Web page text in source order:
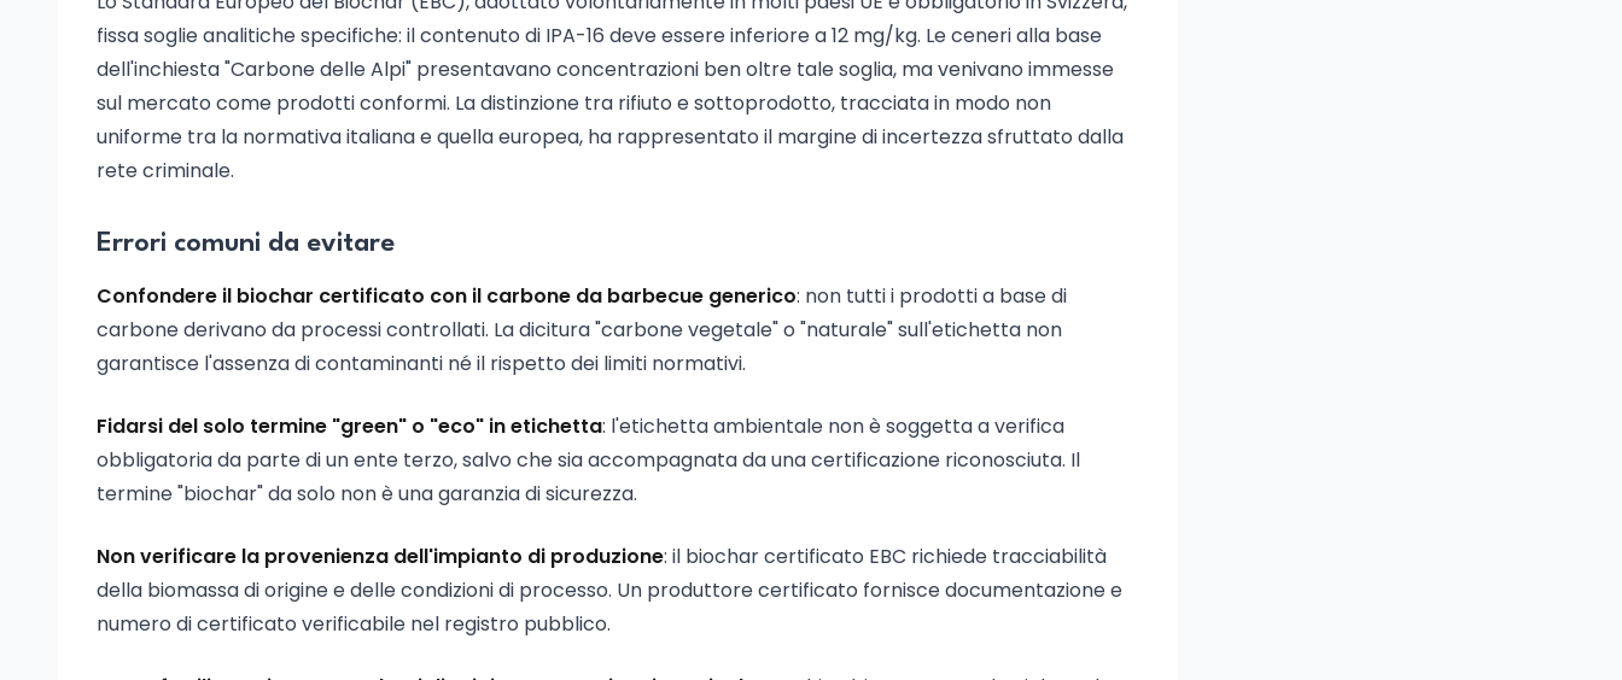
fissa soglie analitiche specifiche: il contenuto di IPA-16 deve essere inferiore a 12 mg/kg. Le ceneri alla base
dell'inchiesta "Carbone delle Alpi" presentavano concentrazioni ben oltre tale soglia, ma venivano immesse
sul mercato come prodotti conformi. La distinzione tra rifiuto e sottoprodotto, tracciata in modo non
uniforme tra la normativa italiana e quella europea, ha rappresentato il margine di incertezza sfruttato dalla
rete criminale.
Errori comuni da evitare
Confondere il biochar certificato con il carbone da barbecue generico: non tutti i prodotti a base di
carbone derivano da processi controllati. La dicitura "carbone vegetale" o "naturale" sull'etichetta non
garantisce l'assenza di contaminanti né il rispetto dei limiti normativi.
Fidarsi del solo termine "green" o "eco" in etichetta: l'etichetta ambientale non è soggetta a verifica
obbligatoria da parte di un ente terzo, salvo che sia accompagnata da una certificazione riconosciuta. Il
termine "biochar" da solo non è una garanzia di sicurezza.
Non verificare la provenienza dell'impianto di produzione: il biochar certificato EBC richiede tracciabilità
della biomassa di origine e delle condizioni di processo. Un produttore certificato fornisce documentazione e
numero di certificato verificabile nel registro pubblico.